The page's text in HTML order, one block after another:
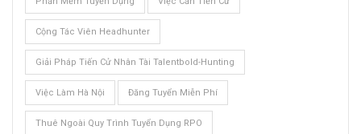
Cộng Tác Viên Headhunter
Giải Pháp Tiến Cử Nhân Tài Talentbold-Hunting
Việc Làm Hà Nội Đăng Tuyển Miễn Phí
Thuê Ngoài Quy Trình Tuyển Dụng RPO